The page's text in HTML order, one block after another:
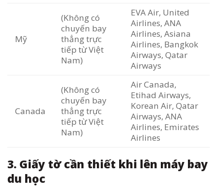
Mỹ
(Không có
chuyến bay
thẳng trực
tiếp từ Việt
Nam)
EVA Air, United
Airlines, ANA
Airlines, Asiana
Airlines, Bangkok
Airways, Qatar
Airways
Canada
(Không có
chuyến bay
thẳng trực
tiếp từ Việt
Nam)
Air Canada,
Etihad Airways,
Korean Air, Qatar
Airways, ANA
Airlines, Emirates
Airlines
3. Giấy tờ cần thiết khi lên máy bay
du học